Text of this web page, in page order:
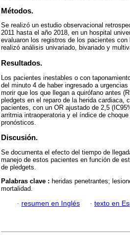
Métodos.
Se realizó un estudio observacional
2011 hasta el año 2018, en un hospital
evaluaron los registros de los pacientes
realizó análisis univariado, bivariado y
Resultados.
Los pacientes inestables o con
del minuto 4 de haber ingresado a
morir que los que llegan a quirófano antes
pledgets en el reparo de la herida cardiaca,
pacientes, con un OR ajustado de 2,5
arritmia intraoperatoria y el índice de
pronósticos.
Discusión.
Se documenta el efecto del tiempo de
manejo de estos pacientes en función de
de pledgets.
Palabras clave : heridas penetrantes;
mortalidad.
· resumen en Inglés · texto en